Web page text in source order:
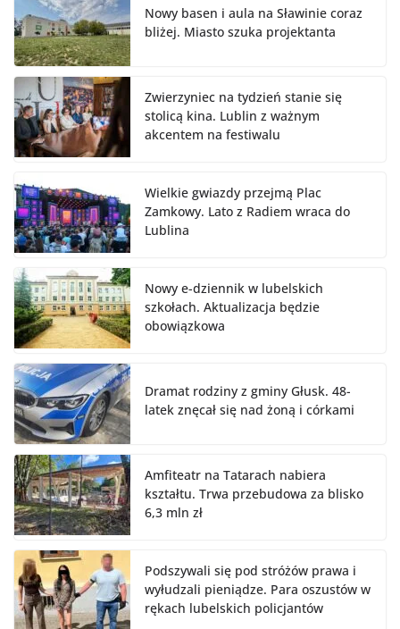
Nowy basen i aula na Sławinie coraz
bliżej. Miasto szuka projektanta
Zwierzyniec na tydzień stanie się
stolicą kina. Lublin z ważnym
akcentem na festiwalu
Wielkie gwiazdy przejmą Plac
Zamkowy. Lato z Radiem wraca do
Lublina
Nowy e-dziennik w lubelskich
szkołach. Aktualizacja będzie
obowiązkowa
Dramat rodziny z gminy Głusk. 48-
latek znęcał się nad żoną i córkami
Amfiteatr na Tatarach nabiera
kształtu. Trwa przebudowa za blisko
6,3 mln zł
Podszywali się pod stróżów prawa i
wyłudzali pieniądze. Para oszustów w
rękach lubelskich policjantów